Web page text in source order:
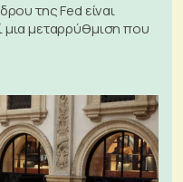
της Fed είναι
μεταρρύθμιση που